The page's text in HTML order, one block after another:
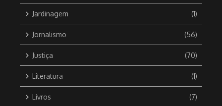
Jardinagem (1)
Jornalismo (56)
Justiça (70)
Literatura (1)
Livros (7)